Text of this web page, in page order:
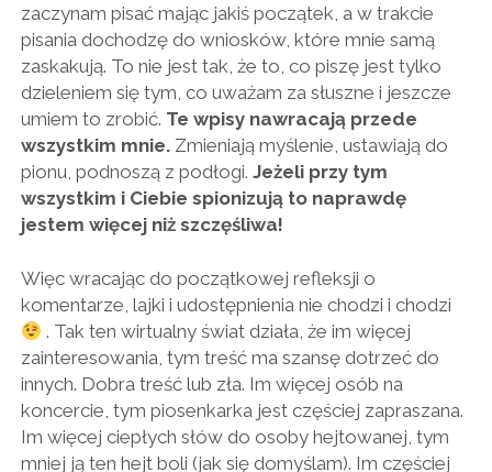
zaczynam pisać mając jakiś początek, a w trakcie
pisania dochodzę do wniosków, które mnie samą
zaskakują. To nie jest tak, że to, co piszę jest tylko
dzieleniem się tym, co uważam za słuszne i jeszcze
umiem to zrobić. Te wpisy nawracają przede
wszystkim mnie.Zmieniają myślenie, ustawiają do
pionu, podnoszą z podłogi. Jeżeli przy tym
wszystkim i Ciebie spionizują to naprawdę
jestem więcej niż szczęśliwa!
Więc wracając do początkowej refleksji o
komentarze, lajki i udostępnienia nie chodzi i chodzi
. Tak ten wirtualny świat działa, że im więcej
zainteresowania, tym treść ma szansę dotrzeć do
innych. Dobra treść lub zła. Im więcej osób na
koncercie, tym piosenkarka jest częściej zapraszana.
Im więcej ciepłych słów do osoby hejtowanej, tym
mniej ją ten hejt boli (jak się domyślam). Im częściej